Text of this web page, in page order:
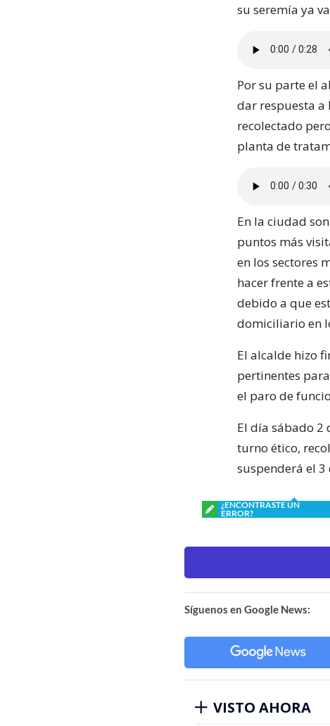
su seremía ya
Por su parte el
dar respuesta a
recolectado
planta de
En la ciudad
puntos más
en los sectores
hacer frente a
debido a que
domiciliario en
El alcalde hizo
pertinentes
el paro de
El día sábado 2
turno ético,
suspenderá el 3
¿ENCONTRASTE UN
ERROR?
Síguenos en Google News:
VISTO AHORA